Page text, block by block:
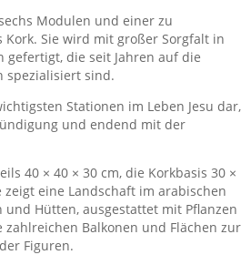
Modulen und einer zu
Kork. Sie wird mit großer Sorgfalt in
gefertigt, die seit Jahren auf die
spezialisiert sind.
Stationen im Leben Jesu dar,
und endend mit der
40 × 40 × 30 cm, die Korkbasis 30 ×
zeigt eine Landschaft im arabischen
und Hütten, ausgestattet mit Pflanzen
zahlreichen Balkonen und Flächen zur
Figuren.